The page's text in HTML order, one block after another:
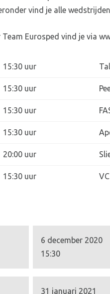
vind je alle
Eurosped vind je via
15:30 uur
15:30 uur
15:30 uur
15:30 uur
20:00 uur
15:30 uur
6 december 2020
15:30
31 januari 2021